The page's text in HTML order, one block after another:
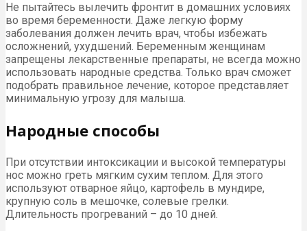
Не пытайтесь вылечить фронтит в домашних условиях
во время беременности. Даже легкую форму
заболевания должен лечить врач, чтобы избежать
осложнений, ухудшений. Беременным женщинам
запрещены лекарственные препараты, не всегда можно
использовать народные средства. Только врач сможет
подобрать правильное лечение, которое представляет
минимальную угрозу для малыша.
Народные способы
При отсутствии интоксикации и высокой температуры
нос можно греть мягким сухим теплом. Для этого
используют отварное яйцо, картофель в мундире,
крупную соль в мешочке, солевые грелки.
Длительность прогреваний – до 10 дней.